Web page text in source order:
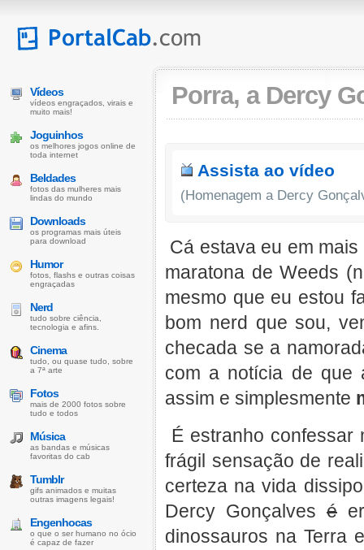
Porra, a Dercy
Assista ao vídeo
(Homenagem a Dercy
Cá estava eu em
maratona de Weeds
mesmo que eu estou
bom nerd que sou,
checada se a
com a notícia de que
assim e simplesmente
É estranho confessar
frágil sensação de
certeza na vida
Dercy Gonçalves é
dinossauros na Terra
Vídeos
vídeos engraçados, virais e
muito mais!
Joguinhos
os melhores jogos online de
toda internet
Beldades
fotos das mulheres mais
lindas do mundo
Downloads
os programas mais úteis
para download
Humor
fotos, flashs e outras coisas
engraçadas
Nerd
tudo sobre ciência,
tecnologia e afins.
Cinema
tudo, ou quase tudo, sobre
a 7ª arte
Fotos
mais de 2000 fotos sobre
tudo e todos
Música
as bandas e músicas
favoritas do cab
Tumblr
gifs animados e muitas
outras imagens legais!
Engenhocas
o que o ser humano no ócio
é capaz de fazer